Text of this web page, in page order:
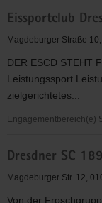
Dresden
e.V.
Eissportclub
Magdeburger Straße
DER ESCD STEHT
Leistungssport
zielgerichtetes...
Engagementbereich(e)
Dresden
e.V.
Dresdner SC
Magdeburger Str. 12,
Von der